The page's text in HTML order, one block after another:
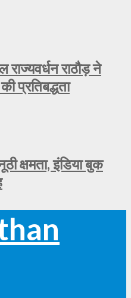
राठौड़ ने
प्रतिबद्धता
क्षमता, इंडिया बुक